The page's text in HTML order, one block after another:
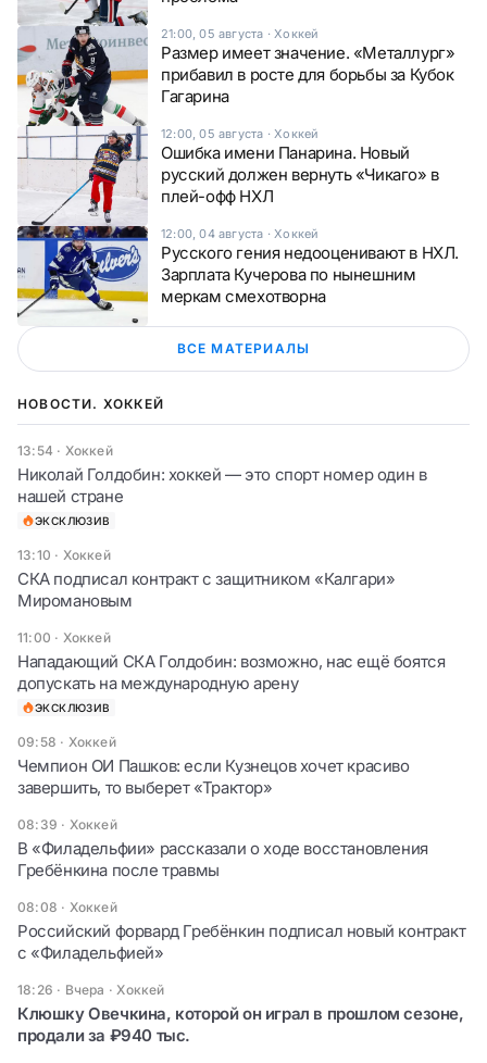
21:00, 05 августа ·Хоккей
Размер имеет значение. «Металлург»
прибавил в росте для борьбы за Кубок
Гагарина
12:00, 05 августа ·Хоккей
Ошибка имени Панарина. Новый
русский должен вернуть «Чикаго» в
плей-офф НХЛ
12:00, 04 августа ·Хоккей
Русского гения недооценивают в НХЛ.
Зарплата Кучерова по нынешним
меркам смехотворна
ВСЕ МАТЕРИАЛЫ
НОВОСТИ. ХОККЕЙ
13:54 · Хоккей
Николай Голдобин: хоккей — это спорт номер один в
нашей стране
ЭКСКЛЮЗИВ
13:10 · Хоккей
СКА подписал контракт с защитником «Калгари»
Миромановым
11:00 · Хоккей
Нападающий СКА Голдобин: возможно, нас ещё боятся
допускать на международную арену
ЭКСКЛЮЗИВ
09:58 · Хоккей
Чемпион ОИ Пашков: если Кузнецов хочет красиво
завершить, то выберет «Трактор»
08:39 · Хоккей
В «Филадельфии» рассказали о ходе восстановления
Гребёнкина после травмы
08:08 · Хоккей
Российский форвард Гребёнкин подписал новый контракт
с «Филадельфией»
18:26 · Вчера ·Хоккей
Клюшку Овечкина, которой он играл в прошлом сезоне,
продали за ₽940 тыс.